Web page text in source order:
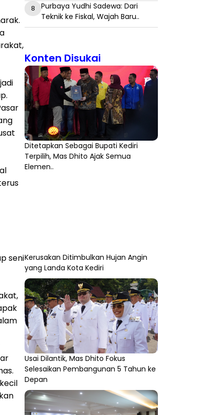
seni
8
Purbaya Yudhi Sadewa: Dari
Teknik ke Fiskal, Wajah Baru..
Konten Disukai
Ditetapkan Sebagai Bupati Kediri
Terpilih, Mas Dhito Ajak Semua
Elemen..
Kerusakan Ditimbulkan Hujan Angin
yang Landa Kota Kediri
Usai Dilantik, Mas Dhito Fokus
Selesaikan Pembangunan 5 Tahun ke
Depan